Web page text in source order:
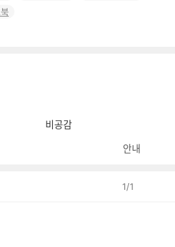
비공감
안내
1/1